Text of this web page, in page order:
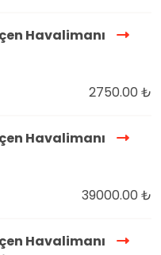
Havalimanı
2750.00 ₺
Havalimanı
39000.00 ₺
Havalimanı